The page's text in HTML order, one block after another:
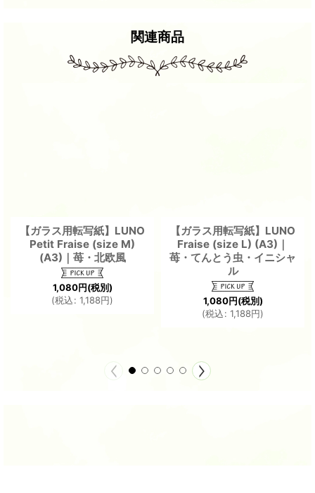
関連商品
【ガラス用転写紙】LUNO
Petit Fraise (size M)
(A3)｜苺・北欧風
1,080円(税別)
(税込: 1,188円)
【ガラス用転写紙】LUNO
Fraise (size L) (A3)｜
苺・てんとう虫・イニシャ
ル
1,080円(税別)
(税込: 1,188円)